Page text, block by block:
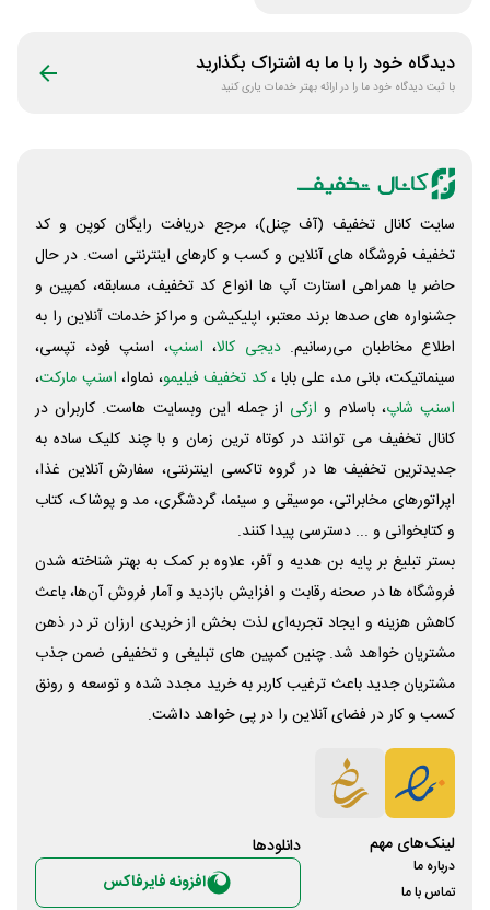
دیدگاه خود را با ما به اشتراک بگذارید
با ثبت دیدگاه خود ما را در ارائه بهتر خدمات یاری کنید
سایت کانال تخفیف (آف چنل)، مرجع دریافت رایگان کوپن و کد
تخفیف فروشگاه های آنلاین و کسب و‌ کارهای اینترنتی است. در حال
حاضر با همراهی استارت آپ ها انواع کد تخفیف، مسابقه، کمپین و
جشنواره های صدها برند معتبر، اپلیکیشن و مراکز خدمات آنلاین را به
اطلاع مخاطبان می‌رسانیم. دیجی کالا، اسنپ، اسنپ فود، تپسی،
سینماتیکت، بانی مد، علی‌ بابا ،کد تخفیف فیلیمو، نماوا، اسنپ مارکت،
اسنپ شاپ، باسلام و ازکی از جمله این وبسایت ‌هاست. کاربران در
کانال تخفیف می توانند در کوتاه ترین زمان و با چند کلیک ساده به
جدیدترین تخفیف ها در گروه تاکسی اینترنتی، سفارش آنلاین غذا،
اپراتورهای مخابراتی، موسیقی و سینما، گردشگری، مد و پوشاک، کتاب
و کتابخوانی و ... دسترسی پیدا کنند.
بستر تبلیغ بر پایه بن هدیه و آفر، علاوه بر کمک به بهتر شناخته شدن
فروشگاه ها در صحنه رقابت و افزایش بازدید و آمار فروش آن‌ها، باعث
کاهش هزینه و ایجاد تجربه‌ای لذت بخش از خریدی ارزان تر در ذهن
مشتریان خواهد شد. چنین کمپین های تبلیغی و تخفیفی ضمن جذب
مشتریان جدید باعث ترغیب کاربر به خرید مجدد شده و توسعه و رونق
کسب و کار در فضای آنلاین را در پی خواهد داشت.
لینک‌های مهم
درباره ما
تماس با ما
دانلود‌ها
افزونه فایرفاکس